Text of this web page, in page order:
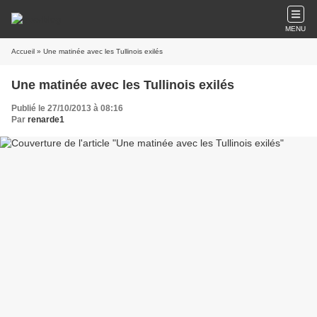
MENU
Accueil » Une matinée avec les Tullinois exilés
Une matinée avec les Tullinois exilés
Publié le 27/10/2013 à 08:16
Par renarde1